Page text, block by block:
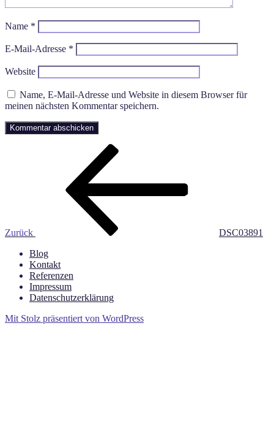
Name *
E-Mail-Adresse *
Website
Name, E-Mail-Adresse und Website in diesem Browser für
meinen nächsten Kommentar speichern.
Beitragsnavigation
Zurück
DSC03891
Blog
Kontakt
Referenzen
Impressum
Datenschutzerklärung
Mit Stolz präsentiert von WordPress